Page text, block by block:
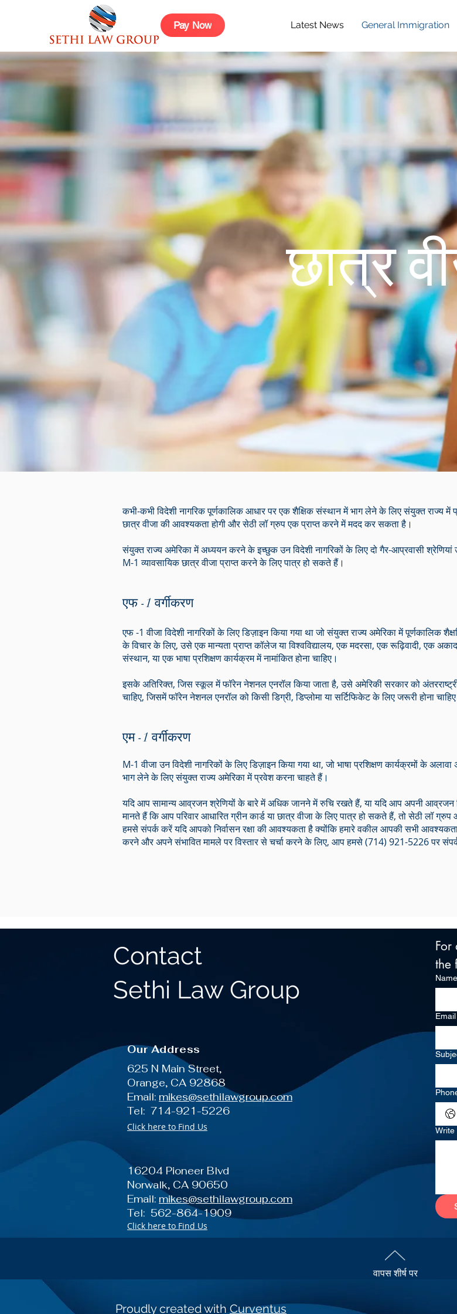
Pay Now Latest News General Immigration
छात्र
कभी-कभी विदेशी नागरिक पूर्णकालिक आधार पर एक शैक्षिक संस्थान में भाग लेने के लिए संयुक्त राज्य
छात्र वीजा की आवश्यकता होगी और सेठी लॉ ग्रुप एक प्राप्त करने में मदद कर सकता है।
संयुक्त राज्य अमेरिका में अध्ययन करने के इच्छुक उन विदेशी नागरिकों के लिए दो गैर-आप्रवासी श्रेणियां
M-1 व्यावसायिक छात्र वीजा प्राप्त करने के लिए पात्र हो सकते हैं।
एफ -1 वर्गीकरण
एफ -1 वीजा विदेशी नागरिकों के लिए डिज़ाइन किया गया था जो संयुक्त राज्य अमेरिका में पूर्णकालिक
के विचार के लिए, उसे एक मान्यता प्राप्त कॉलेज या विश्वविद्यालय, एक मदरसा, एक रूढ़िवादी, एक
संस्थान, या एक भाषा प्रशिक्षण कार्यक्रम में नामांकित होना चाहिए।
इसके अतिरिक्त, जिस स्कूल में फॉरेन नेशनल एनरॉल किया जाता है, उसे अमेरिकी सरकार को
चाहिए, जिसमें फॉरेन नेशनल एनरॉल को किसी डिग्री, डिप्लोमा या सर्टिफिकेट के लिए जरूरी होना
एम -1 वर्गीकरण
M-1 वीजा उन विदेशी नागरिकों के लिए डिज़ाइन किया गया था, जो भाषा प्रशिक्षण कार्यक्रमों के
भाग लेने के लिए संयुक्त राज्य अमेरिका में प्रवेश करना चाहते हैं।
यदि आप सामान्य आव्रजन श्रेणियों के बारे में अधिक जानने में रुचि रखते हैं, या यदि आप अपनी आव्रजन
मानते हैं कि आप परिवार आधारित ग्रीन कार्ड या छात्र वीजा के लिए पात्र हो सकते हैं, तो सेठी लॉ
हमसे संपर्क करें यदि आपको निर्वासन रक्षा की आवश्यकता है क्योंकि हमारे वकील आपकी सभी
करने और अपने संभावित मामले पर विस्तार से चर्चा करने के लिए, आप हमसे (714) 921-5226 पर
Our Address
625 N Main Street,
Orange, CA 92868
Email: mikes@sethilawgroup.com
Tel: 714-921-5226
the
Name
Email
Write
16204 Pioneer Blvd
Norwalk, CA 90650
Email: mikes@sethilawgroup.com
Tel: 562-864-1909
Contact
Sethi Law Group
Click here to Find Us
Click here to Find Us
वापस शीर्ष पर
Proudly created withCurventus